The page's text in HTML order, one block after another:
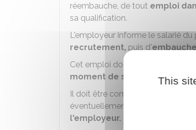
réembauche, de tout emploi
sa qualification.
L'employeur informe le salarié
recrutement, puis d'
Cet emploi doit être compatible
moment de son licenciement.
Il doit être compatible aussi avec
éventuellement obtenir après son
l'employeur.
This